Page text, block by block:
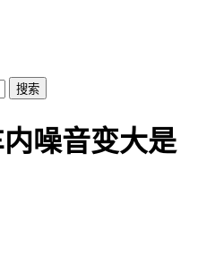
搜索
噪音变大是